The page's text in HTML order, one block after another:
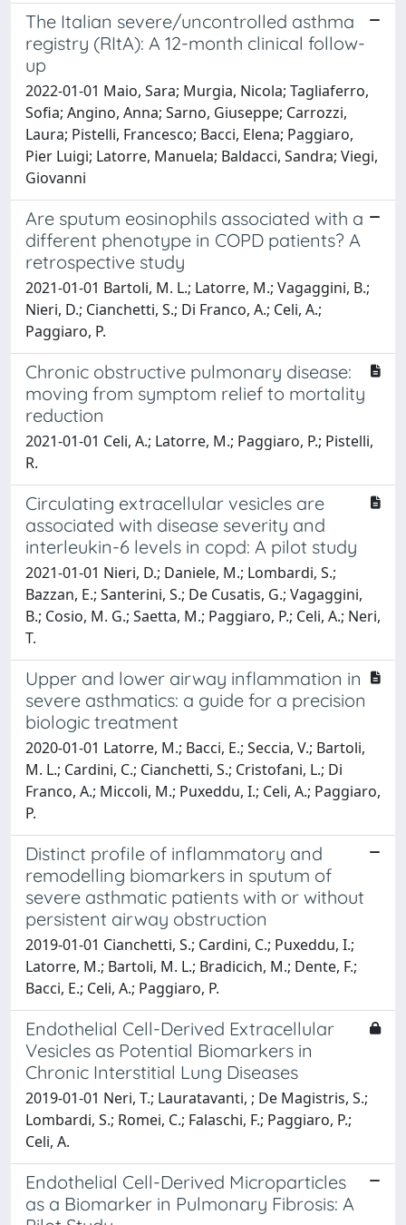
The Italian severe/uncontrolled asthma
registry (RItA): A 12-month clinical follow-
up
2022-01-01 Maio, Sara; Murgia, Nicola; Tagliaferro,
Sofia; Angino, Anna; Sarno, Giuseppe; Carrozzi,
Laura; Pistelli, Francesco; Bacci, Elena; Paggiaro,
Pier Luigi; Latorre, Manuela; Baldacci, Sandra; Viegi,
Giovanni
Are sputum eosinophils associated with a
different phenotype in COPD patients? A
retrospective study
2021-01-01 Bartoli, M. L.; Latorre, M.; Vagaggini, B.;
Nieri, D.; Cianchetti, S.; Di Franco, A.; Celi, A.;
Paggiaro, P.
Chronic obstructive pulmonary disease:
moving from symptom relief to mortality
reduction
2021-01-01 Celi, A.; Latorre, M.; Paggiaro, P.; Pistelli,
R.
Circulating extracellular vesicles are
associated with disease severity and
interleukin-6 levels in copd: A pilot study
2021-01-01 Nieri, D.; Daniele, M.; Lombardi, S.;
Bazzan, E.; Santerini, S.; De Cusatis, G.; Vagaggini,
B.; Cosio, M. G.; Saetta, M.; Paggiaro, P.; Celi, A.; Neri,
T.
Upper and lower airway inflammation in
severe asthmatics: a guide for a precision
biologic treatment
2020-01-01 Latorre, M.; Bacci, E.; Seccia, V.; Bartoli,
M. L.; Cardini, C.; Cianchetti, S.; Cristofani, L.; Di
Franco, A.; Miccoli, M.; Puxeddu, I.; Celi, A.; Paggiaro,
P.
Distinct profile of inflammatory and
remodelling biomarkers in sputum of
severe asthmatic patients with or without
persistent airway obstruction
2019-01-01 Cianchetti, S.; Cardini, C.; Puxeddu, I.;
Latorre, M.; Bartoli, M. L.; Bradicich, M.; Dente, F.;
Bacci, E.; Celi, A.; Paggiaro, P.
Endothelial Cell-Derived Extracellular
Vesicles as Potential Biomarkers in
Chronic Interstitial Lung Diseases
2019-01-01 Neri, T.; Lauratavanti, ; De Magistris, S.;
Lombardi, S.; Romei, C.; Falaschi, F.; Paggiaro, P.;
Celi, A.
Endothelial Cell-Derived Microparticles
as a Biomarker in Pulmonary Fibrosis: A